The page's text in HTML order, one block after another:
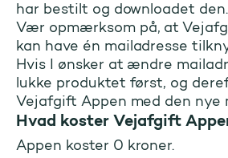
har bestilt og downloadet den.
Vær opmærksom på, at
kan have én mailadresse
Hvis I ønsker at ændre
lukke produktet først, og
Vejafgift Appen med den nye
Hvad koster Vejafgift
Appen koster 0 kroner.